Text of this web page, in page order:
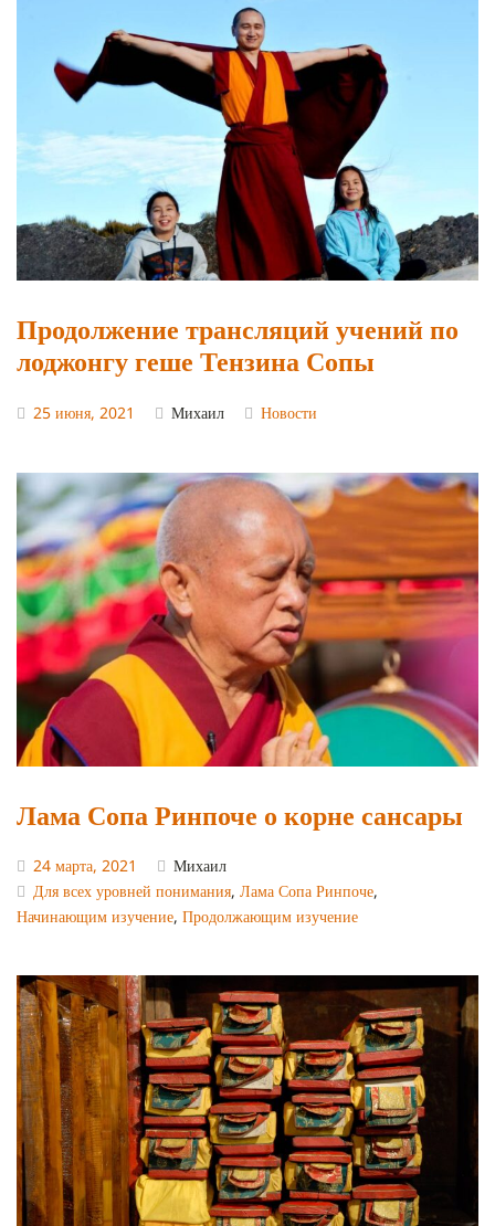
Продолжение трансляций учений по
лоджонгу геше Тензина Сопы
25 июня, 2021 Михаил Новости
Лама Сопа Ринпоче о корне сансары
24 марта, 2021
Михаил
Для всех уровней понимания, Лама Сопа Ринпоче,
Начинающим изучение, Продолжающим изучение